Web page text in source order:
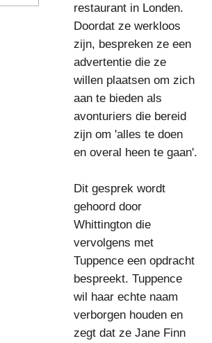
restaurant in Londen.
Doordat ze werkloos
zijn, bespreken ze een
advertentie die ze
willen plaatsen om zich
aan te bieden als
avonturiers die bereid
zijn om 'alles te doen
en overal heen te gaan'.
Dit gesprek wordt
gehoord door
Whittington die
vervolgens met
Tuppence een opdracht
bespreekt. Tuppence
wil haar echte naam
verborgen houden en
zegt dat ze Jane Finn